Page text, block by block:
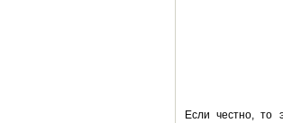
Если честно, то